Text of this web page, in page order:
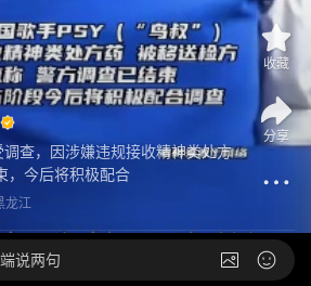
调查，因涉嫌违规接收精神类处方
，今后将积极配合
龙江
收藏
分享
说两句